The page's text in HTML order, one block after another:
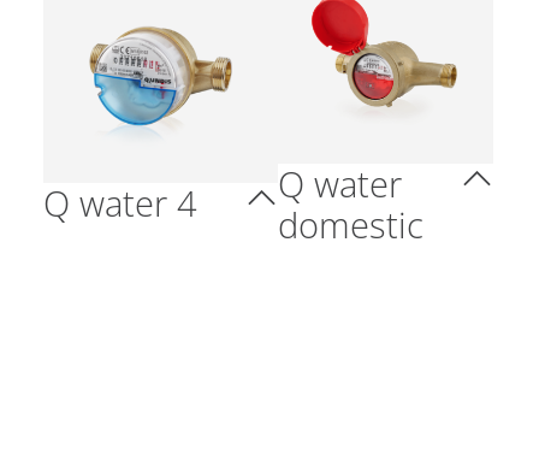
Q water 4
Q water
domestic